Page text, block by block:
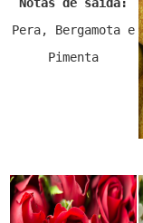
Notas de saída:
Pera, Bergamota e
Pimenta